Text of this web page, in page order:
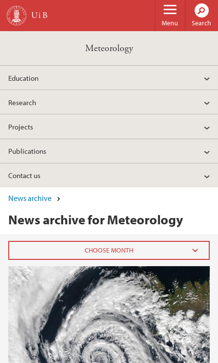
Skip to main content
Menu Search
Meteorology
Education
Research
Projects
Publications
Contact us
News archive
News archive for Meteorology
2023
October (2)
June (1)
May (1)
April (1)
March (1)
January (3)